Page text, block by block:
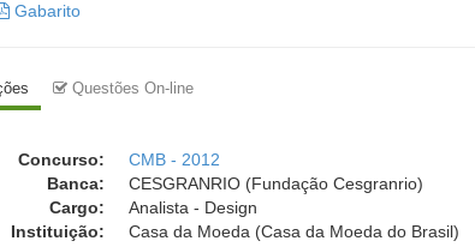
Gabarito
Questões On-line
Concurso:
CMB - 2012
Banca:
CESGRANRIO (Fundação Cesgranrio)
Cargo:
Analista - Design
Instituição:
Casa da Moeda (Casa da Moeda do Brasil)